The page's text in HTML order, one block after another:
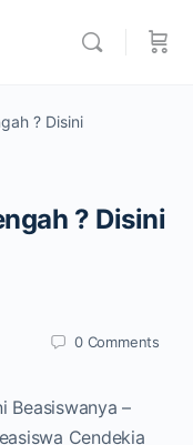
? Disini
? Disini
0 Comments
Beasiswanya –
Cendekia